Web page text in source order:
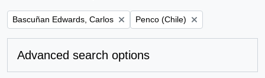
Remove filter:
Bascuñan Edwards, Carlos Remove filter:
Penco (Chile)
Advanced search options